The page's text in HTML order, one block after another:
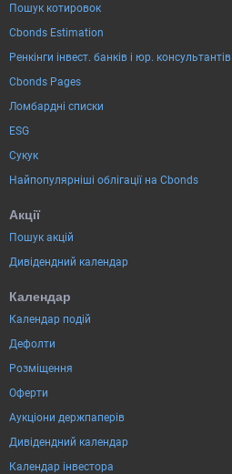
Пошук котировок
Cbonds Estimation
Ренкінги інвест. банків і юр. консультантів
Cbonds Pages
Ломбардні списки
ESG
Сукук
Найпопулярніші облігації на Cbonds
Акції
Пошук акцій
Дивідендний календар
Календар
Календар подій
Дефолти
Розміщення
Оферти
Аукціони держпаперів
Дивідендний календар
Календар інвестора